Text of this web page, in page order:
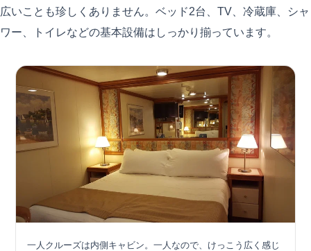
広いことも珍しくありません。ベッド2台、TV、冷蔵庫、シャ
ワー、トイレなどの基本設備はしっかり揃っています。
一人クルーズは内側キャビン。一人なので、けっこう広く感じ